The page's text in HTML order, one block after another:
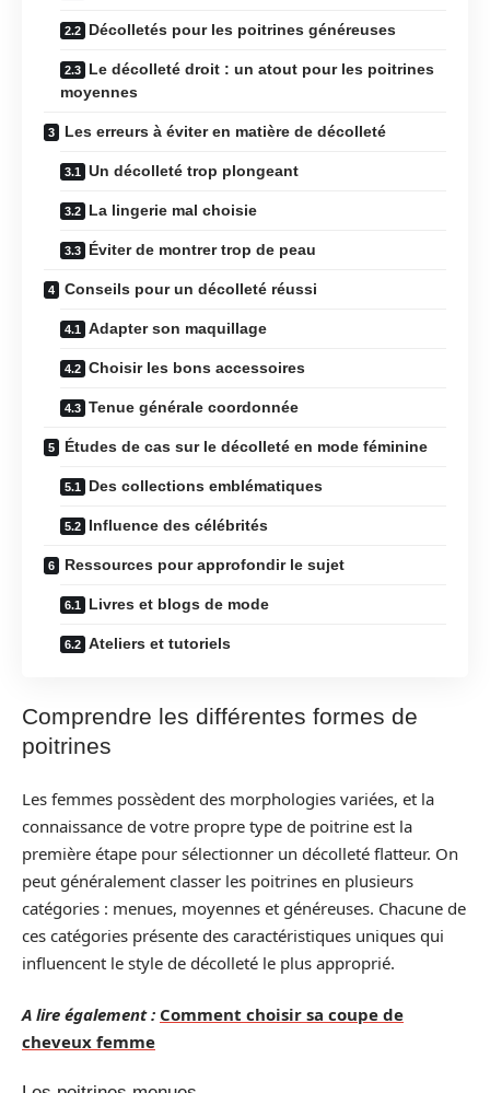
Décolletés pour les poitrines généreuses
Le décolleté droit : un atout pour les poitrines
moyennes
Les erreurs à éviter en matière de décolleté
Un décolleté trop plongeant
La lingerie mal choisie
Éviter de montrer trop de peau
Conseils pour un décolleté réussi
Adapter son maquillage
Choisir les bons accessoires
Tenue générale coordonnée
Études de cas sur le décolleté en mode féminine
Des collections emblématiques
Influence des célébrités
Ressources pour approfondir le sujet
Livres et blogs de mode
Ateliers et tutoriels
Comprendre les différentes formes de
poitrines
Les femmes possèdent des morphologies variées, et la
connaissance de votre propre type de poitrine est la
première étape pour sélectionner un décolleté flatteur. On
peut généralement classer les poitrines en plusieurs
catégories : menues, moyennes et généreuses. Chacune de
ces catégories présente des caractéristiques uniques qui
influencent le style de décolleté le plus approprié.
A lire également : Comment choisir sa coupe de
cheveux femme